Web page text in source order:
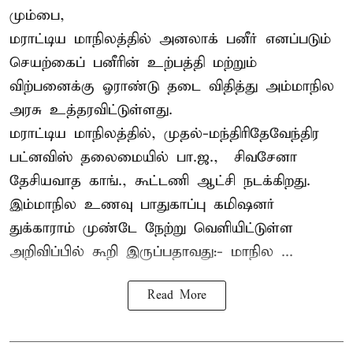
மும்பை,
மராட்டிய மாநிலத்தில் அனலாக் பனீர் எனப்படும்
செயற்கைப் பனீரின் உற்பத்தி மற்றும்
விற்பனைக்கு ஓராண்டு தடை விதித்து அம்மாநில
அரசு உத்தரவிட்டுள்ளது.
மராட்டிய மாநிலத்தில், முதல்-மந்திரிதேவேந்திர
பட்னவிஸ் தலைமையில் பா.ஜ., – சிவசேனா –
தேசியவாத காங்., கூட்டணி ஆட்சி நடக்கிறது.
இம்மாநில உணவு பாதுகாப்பு கமிஷனர்
துக்காராம் முண்டே நேற்று வெளியிட்டுள்ள
அறிவிப்பில் கூறி இருப்பதாவது:- மாநில ...
Read More